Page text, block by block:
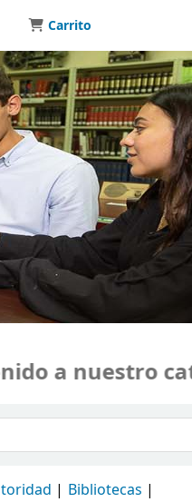
Carrito
a nuestro
catálogo
Bibliotecas